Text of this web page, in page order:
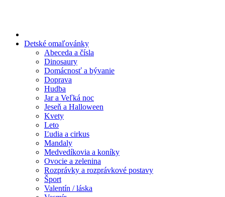
Detské omaľovánky
Abeceda a čísla
Dinosaury
Domácnosť a bývanie
Doprava
Hudba
Jar a Veľká noc
Jeseň a Halloween
Kvety
Leto
Ľudia a cirkus
Mandaly
Medvedíkovia a koníky
Ovocie a zelenina
Rozprávky a rozprávkové postavy
Šport
Valentín / láska